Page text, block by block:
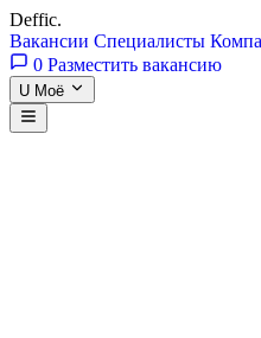
Deffic.
Вакансии Специалисты
0 Разместить вакансию
U Моё